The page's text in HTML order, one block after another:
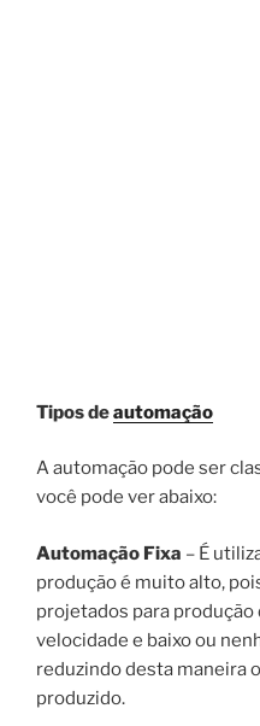
Tipos deautomação
A automação pode ser
você pode ver abaixo:
Automação Fixa – É
produção é muito alto,
projetados para
velocidade e baixo ou
reduzindo desta maneira
produzido.